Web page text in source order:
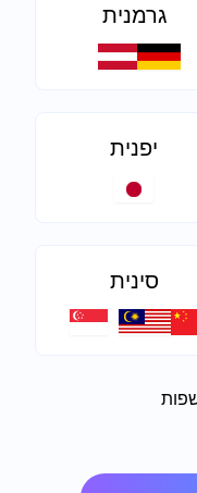
גרמנית
יפנית
סינית